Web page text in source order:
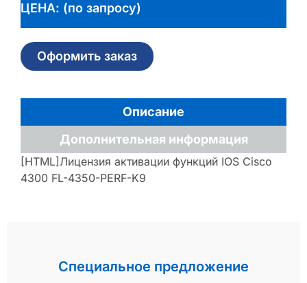
ЦЕНА: (по запросу)
Оформить заказ
Описание
Дополнительная информация
[HTML]Лицензия активации функций IOS Cisco
4300 FL-4350-PERF-K9
Специальное предложение